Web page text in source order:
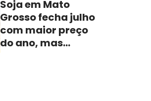
campo
Soja em Mato
Grosso fecha julho
com maior preço
do ano, mas